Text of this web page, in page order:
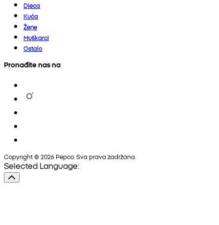
Djeca
Kuća
Žene
Muškarci
Ostalo
Pronađite nas na
Copyright © 2026 Pepco. Sva prava zadržana.
Selected Language: